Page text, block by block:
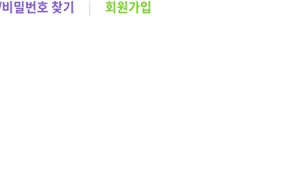
밀번호 찾기 | 회원가입